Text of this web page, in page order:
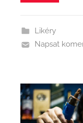
Likéry
Napsat